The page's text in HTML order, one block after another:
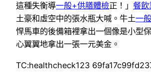
這種失衡導一般+供膳體檢正！」 餐飲
土豪和虛空中的張水瓶大喊。牛土一
悍馬車的後備箱裡拿出一個像是小型
心翼翼地拿出一張一元美金。
TC:healthcheck123